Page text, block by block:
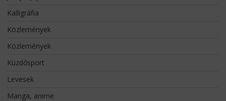
Kalligráfia
Közlemények
Közlemények
Küzdősport
Levesek
Manga, anime